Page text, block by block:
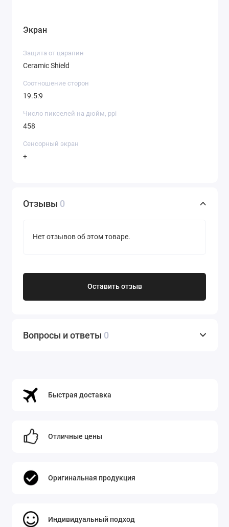
Экран
Защита от царапин
Ceramic Shield
Соотношение сторон
19.5:9
Число пикселей на дюйм, ppi
458
Сенсорный экран
+
Отзывы 0
Нет отзывов об этом товаре.
Оставить отзыв
Вопросы и ответы 0
Быстрая доставка
Отличные цены
Оригинальная продукция
Индивидуальный подход